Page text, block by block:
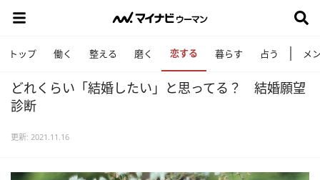
トップ 働く 整える 磨く 恋する 暮らす 占う メ
どれくらい「結婚したい」と思ってる？ 結婚願望
診断
更新: 2021.11.16